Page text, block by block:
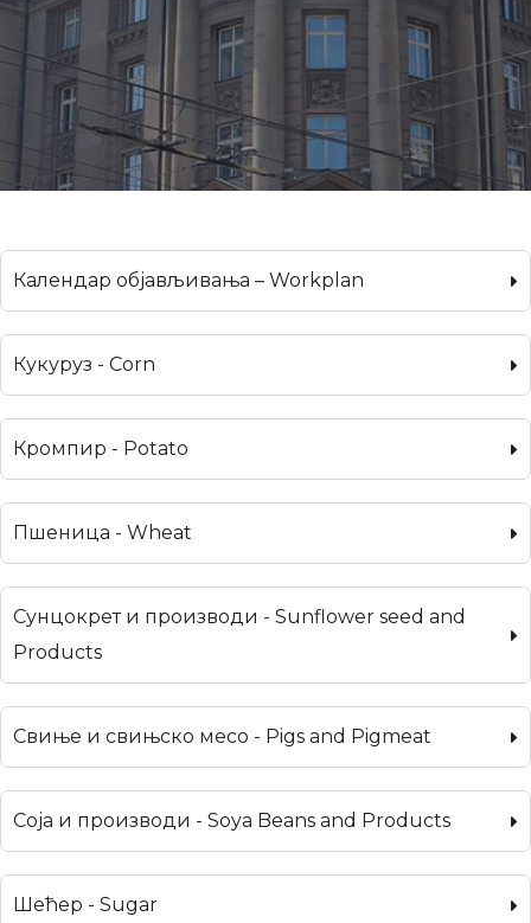
Календар објављивања – Workplan
Кукуруз - Corn
Кромпир - Potato
Пшеница - Wheat
Сунцокрет и производи - Sunflower seed and
Products
Свиње и свињско месо - Pigs and Pigmeat
Соја и производи - Soya Beans and Products
Шећер - Sugar